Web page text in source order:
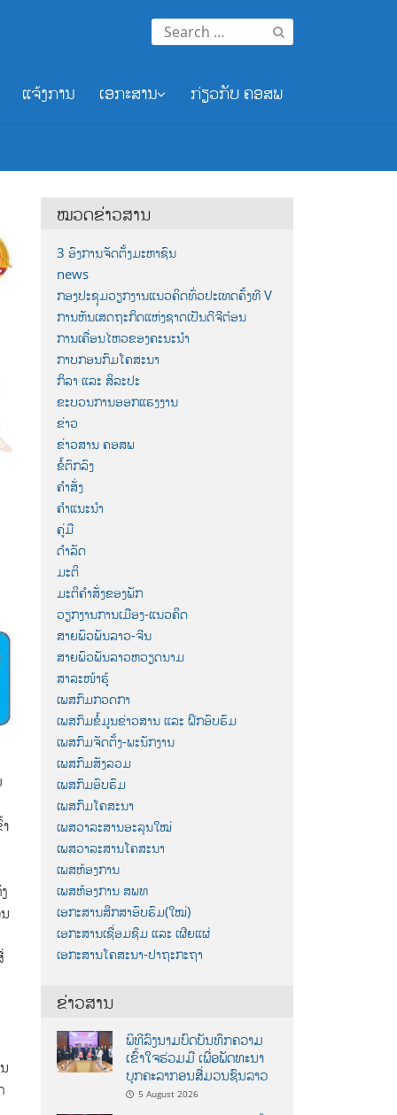
Search
for:
ແຈ້ງການ ເອກະສານ ກ່ຽວກັບ ຄອສພ
ໝວດຂ່າວສານ
3 ອົງການຈັດຕັ້ງມະຫາຊົນ
news
ກອງປະຊຸມວຽກງານແນວຄິດທົ່ວປະເທດຄັ້ງທີ V
ການຫັນເສດຖະກິດແຫ່ງຊາດເປັນດີຈີຕ໋ອນ
ການເຄື່ອນໄຫວຂອງຄະນະນຳ
ກາບກອນກົມໂຄສະນາ
ກິລາ ແລະ ສິລະປະ
ຂະບວນການອອກແຮງງານ
ຂ່າວ
ຂ່າວສານ ຄອສພ
ຂໍ້ຕົກລົງ
ຄຳສັ່ງ
ຄຳແນະນຳ
ຄູ່ມື
ດຳລັດ
ມະຕິ
ມະຕິຄຳສັ່ງຂອງພັກ
ວຽກງານການເມືອງ-ແນວຄິດ
ສາຍພົວພັນລາວ-ຈີນ
ສາຍພົວພັນລາວຫວຽດນາມ
ສາລະໜ້າຮູ້
ເພສກົມກວດກາ
ເພສກົມຂໍ້ມູນຂ່າວສານ ແລະ ຝຶກອົບຮົມ
ເພສກົມຈັດຕັ້ງ-ພະນັກງານ
ເພສກົມສັງລວມ
ເພສກົມອົບຮົມ
ເພສກົມໂຄສະນາ
ເພສວາລະສານອະລຸນໃໝ່
ເພສວາລະສານໂຄສະນາ
ເພສຫ້ອງການ
ເພສຫ້ອງການ ສພທ
ເອກະສານສຶກສາອົບຮົມ(ໃໝ່)
ເອກະສານເຊື່ອມຊືມ ແລະ ເຜີຍແຜ່
ເອກະສານໂຄສະນາ-ປາຖະກະຖາ
ຂ່າວສານ
ພິທີລົງນາມບົດບັນທຶກຄວາມ
ເຂົ້າໃຈຮ່ວມມື ເພື່ອພັດທະນາ
ບຸກຄະລາກອນສື່ມວນຊົນລາວ
5 August 2026